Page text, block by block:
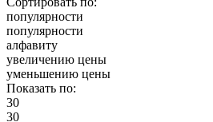
популярности
популярности
алфавиту
увеличению цены
уменьшению цены
Показать по:
30
30